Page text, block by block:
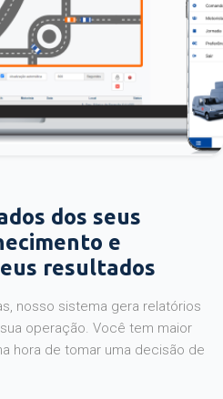
dos seus
e
resultados
nosso sistema gera relatórios
operação. Você tem maior
hora de tomar uma decisão de